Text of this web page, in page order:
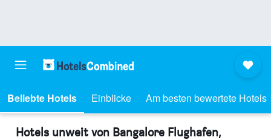
Beliebte Hotels Einblicke Am besten bewertete Hotels
Hotels unweit von Bangalore Flughafen,